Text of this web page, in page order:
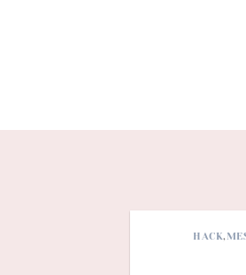
HACK,